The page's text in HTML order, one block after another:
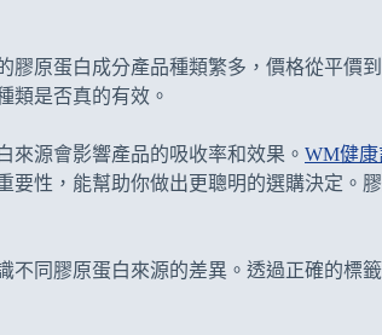
原蛋白成分產品種類繁多，價格從平價
類是否真的有效。
來源會影響產品的吸收率和效果。 WM健
性，能幫助你做出更聰明的選購決定。
不同膠原蛋白來源的差異。透過正確的標